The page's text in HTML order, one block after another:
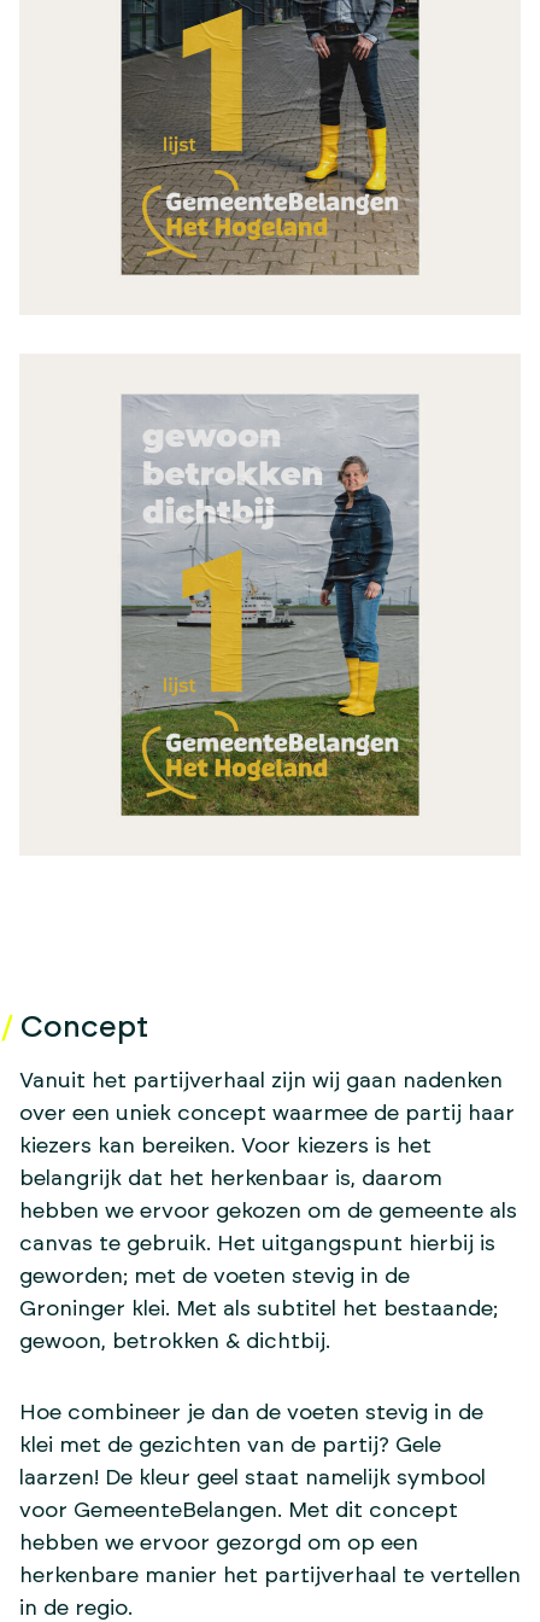
Concept
Vanuit het partijverhaal zijn wij gaan nadenken
over een uniek concept waarmee de partij haar
kiezers kan bereiken. Voor kiezers is het
belangrijk dat het herkenbaar is, daarom
hebben we ervoor gekozen om de gemeente als
canvas te gebruik. Het uitgangspunt hierbij is
geworden; met de voeten stevig in de
Groninger klei. Met als subtitel het bestaande;
gewoon, betrokken & dichtbij.
Hoe combineer je dan de voeten stevig in de
klei met de gezichten van de partij? Gele
laarzen! De kleur geel staat namelijk symbool
voor GemeenteBelangen. Met dit concept
hebben we ervoor gezorgd om op een
herkenbare manier het partijverhaal te vertellen
in de regio.